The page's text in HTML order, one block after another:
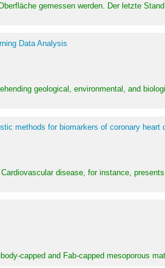
gemessen werden. Der letzte
Data Analysis
geological, environmental, and
methods for biomarkers of coronary heart
disease, for instance,
capped and Fab-capped mesoporous